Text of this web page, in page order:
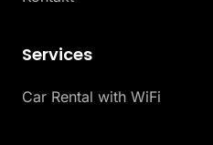
Services
Car Rental with WiFi